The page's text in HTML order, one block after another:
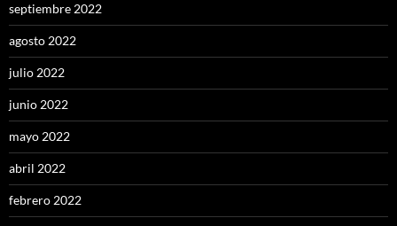
septiembre 2022
agosto 2022
julio 2022
junio 2022
mayo 2022
abril 2022
febrero 2022